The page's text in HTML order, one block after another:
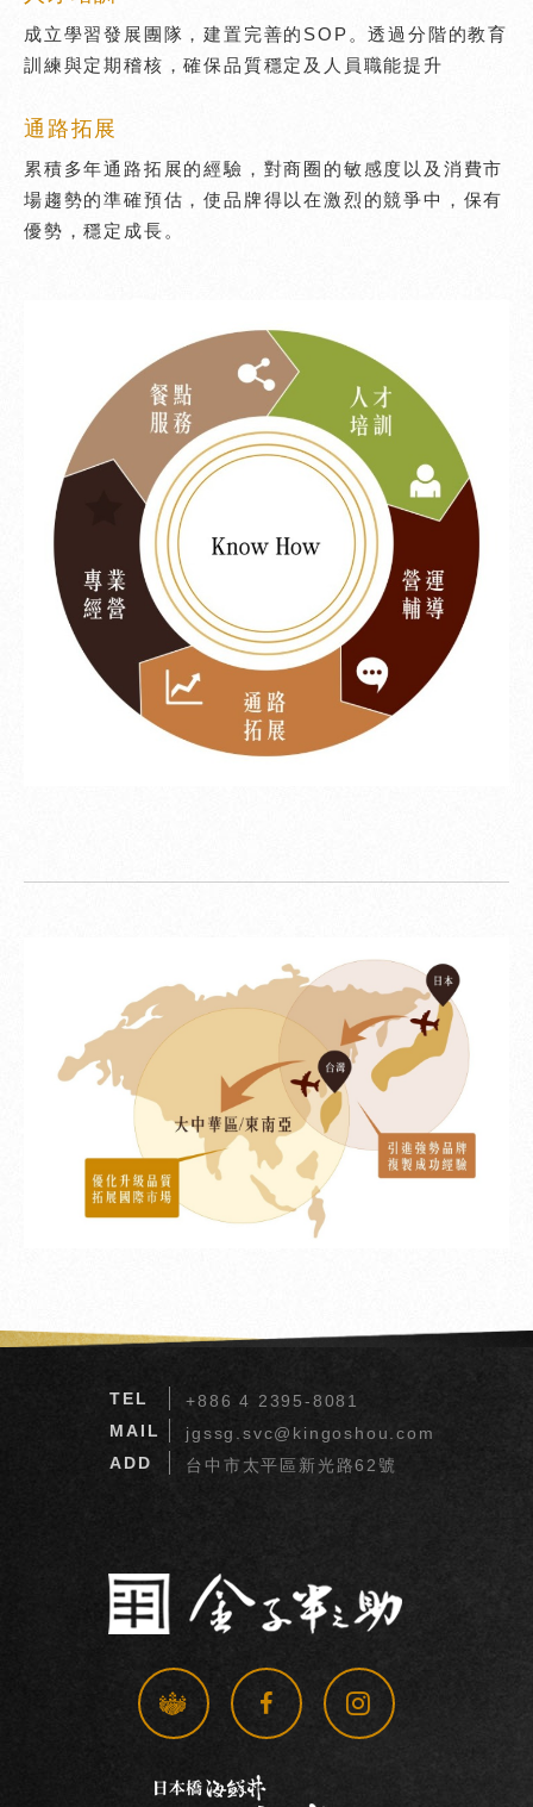
成立學習發展團隊，建置完善的SOP。透過分階的教育
訓練與定期稽核，確保品質穩定及人員職能提升
通路拓展
累積多年通路拓展的經驗，對商圈的敏感度以及消費市
場趨勢的準確預估，使品牌得以在激烈的競爭中，保有
優勢，穩定成長。
TEL
+886 4 2395-8081
MAIL
jgssg.svc@kingoshou.com
ADD
台中市太平區新光路62號